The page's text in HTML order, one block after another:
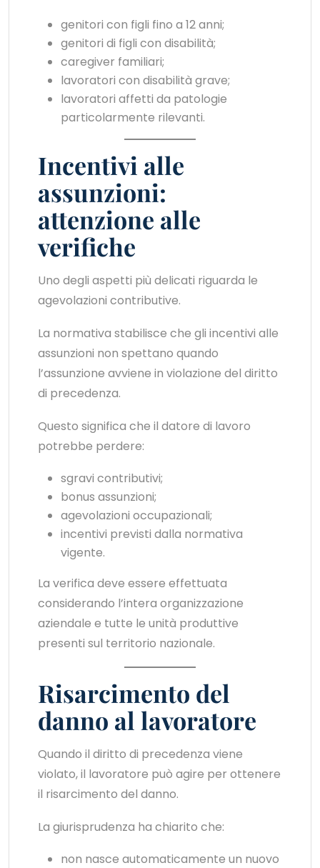
genitori con figli fino a 12 anni;
genitori di figli con disabilità;
caregiver familiari;
lavoratori con disabilità grave;
lavoratori affetti da patologie
particolarmente rilevanti.
Incentivi alle
assunzioni:
attenzione alle
verifiche
Uno degli aspetti più delicati riguarda le
agevolazioni contributive.
La normativa stabilisce che gli incentivi alle
assunzioni non spettano quando
l’assunzione avviene in violazione del diritto
di precedenza.
Questo significa che il datore di lavoro
potrebbe perdere:
sgravi contributivi;
bonus assunzioni;
agevolazioni occupazionali;
incentivi previsti dalla normativa
vigente.
La verifica deve essere effettuata
considerando l’intera organizzazione
aziendale e tutte le unità produttive
presenti sul territorio nazionale.
Risarcimento del
danno al lavoratore
Quando il diritto di precedenza viene
violato, il lavoratore può agire per ottenere
il risarcimento del danno.
La giurisprudenza ha chiarito che:
non nasce automaticamente un nuovo